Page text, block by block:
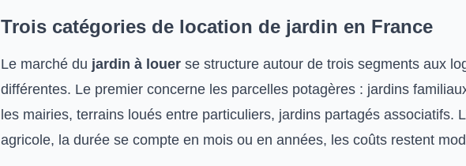
Trois catégories de location de jardin en France
Le marché du jardin à louer se structure autour de trois segments aux
différentes. Le premier concerne les parcelles potagères : jardins
les mairies, terrains loués entre particuliers, jardins partagés associatifs.
agricole, la durée se compte en mois ou en années, les coûts restent